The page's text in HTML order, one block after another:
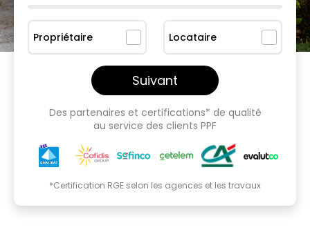
Propriétaire Locataire
Suivant
Des partenaires et certifications* de qualité
au service des clients PPF
*Certification RGE selon les agences et les travaux